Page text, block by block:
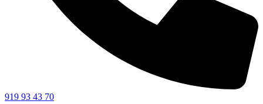
919 93 43 70